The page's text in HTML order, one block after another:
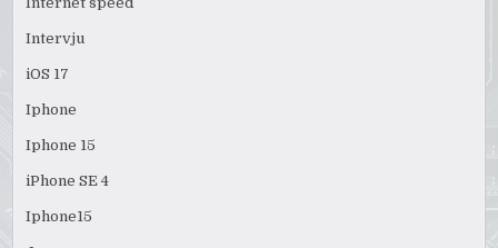
Intervju
iOS 17
Iphone
Iphone 15
iPhone SE 4
Iphone15